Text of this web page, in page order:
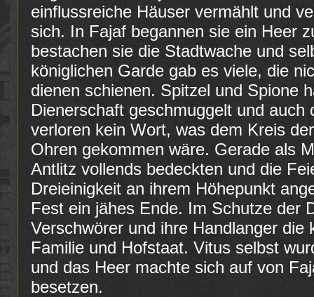
einflussreiche Häuser vermählt und
sich. In Fajaf begannen sie ein Heer
bestachen sie die Stadtwache und
königlichen Garde gab es viele, die
dienen schienen. Spitzel und Spione
Dienerschaft geschmuggelt und auch
verloren kein Wort, was dem Kreis
Ohren gekommen wäre. Gerade als
Antlitz vollends bedeckten und die
Dreieinigkeit an ihrem Höhepunkt
Fest ein jähes Ende. Im Schutze der
Verschwörer und ihre Handlanger die
Familie und Hofstaat. Vitus selbst
und das Heer machte sich auf von
besetzen.